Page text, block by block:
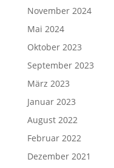
November 2024
Mai 2024
Oktober 2023
September 2023
März 2023
Januar 2023
August 2022
Februar 2022
Dezember 2021